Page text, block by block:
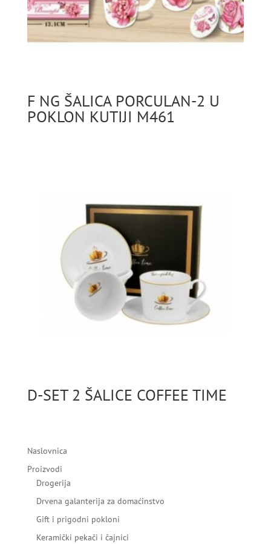
F NG ŠALICA PORCULAN-2 U
POKLON KUTIJI M461
D-SET 2 ŠALICE COFFEE TIME
Naslovnica
Proizvodi
Drogerija
Drvena galanterija za domaćinstvo
Gift i prigodni pokloni
Keramički pekači i čajnici